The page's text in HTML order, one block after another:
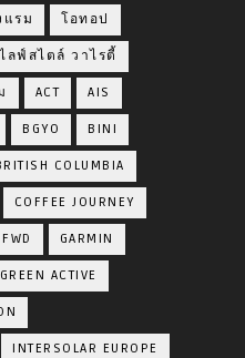
แรม โอทอป
ไลฟ์สไตล์ วาไรตี้
ACT AIS
BGYO BINI
COLUMBIA
COFFEE JOURNEY
FWD GARMIN
GREEN ACTIVE
INTERSOLAR EUROPE